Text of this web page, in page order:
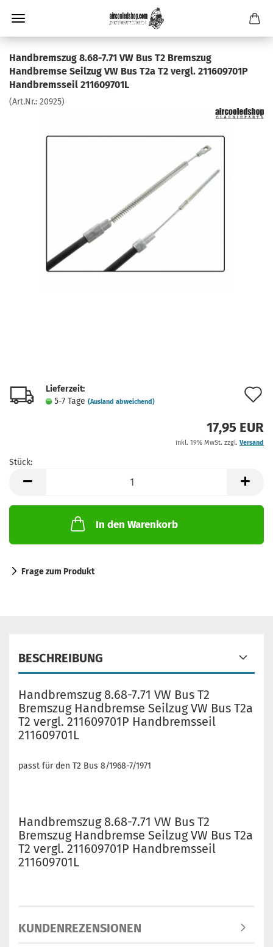
Handbremszug 8.68-7.71 VW Bus T2 Bremszug
Handbremse Seilzug VW Bus T2a T2 vergl. 211609701P
Handbremsseil 211609701L
(Art.Nr.: 20925)
Lieferzeit:
5-7 Tage (Ausland abweichend)
17,95 EUR
inkl. 19% MwSt. zzgl. Versand
Stück:
In den Warenkorb
Frage zum Produkt
BESCHREIBUNG
Handbremszug 8.68-7.71 VW Bus T2
Bremszug Handbremse Seilzug VW Bus T2a
T2 vergl. 211609701P Handbremsseil
211609701L
passt für den T2 Bus 8/1968-7/1971
Handbremszug 8.68-7.71 VW Bus T2
Bremszug Handbremse Seilzug VW Bus T2a
T2 vergl. 211609701P Handbremsseil
211609701L
KUNDENREZENSIONEN